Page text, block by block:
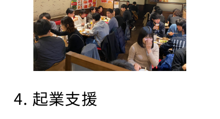
4. 起業支援